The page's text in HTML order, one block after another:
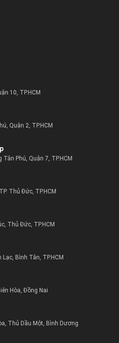
10, TP.HCM
Quận 2, TP.HCM
Phú, Quận 7, TP.HCM
Thủ Đức, TP.HCM
Thủ Đức, TP.HCM
Bình Tân, TP.HCM
Hòa, Đồng Nai
Thủ Dầu Một, Bình Dương